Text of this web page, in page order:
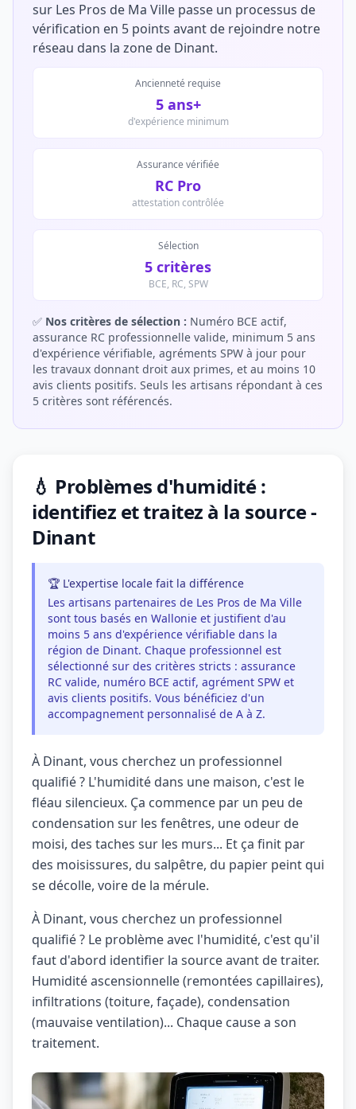
sur Les Pros de Ma Ville passe un processus de
vérification en 5 points avant de rejoindre notre
réseau dans la zone de Dinant.
Ancienneté requise
5 ans+
d'expérience minimum
Assurance vérifiée
RC Pro
attestation contrôlée
Sélection
5 critères
BCE, RC, SPW
✅ Nos critères de sélection : Numéro BCE actif,
assurance RC professionnelle valide, minimum 5 ans
d'expérience vérifiable, agréments SPW à jour pour
les travaux donnant droit aux primes, et au moins 10
avis clients positifs. Seuls les artisans répondant à ces
5 critères sont référencés.
💧 Problèmes d'humidité :
identifiez et traitez à la source -
Dinant
🏆 L'expertise locale fait la différence
Les artisans partenaires de Les Pros de Ma Ville
sont tous basés en Wallonie et justifient d'au
moins 5 ans d'expérience vérifiable dans la
région de Dinant. Chaque professionnel est
sélectionné sur des critères stricts : assurance
RC valide, numéro BCE actif, agrément SPW et
avis clients positifs. Vous bénéficiez d'un
accompagnement personnalisé de A à Z.
À Dinant, vous cherchez un professionnel
qualifié ? L'humidité dans une maison, c'est le
fléau silencieux. Ça commence par un peu de
condensation sur les fenêtres, une odeur de
moisi, des taches sur les murs... Et ça finit par
des moisissures, du salpêtre, du papier peint qui
se décolle, voire de la mérule.
À Dinant, vous cherchez un professionnel
qualifié ? Le problème avec l'humidité, c'est qu'il
faut d'abord identifier la source avant de traiter.
Humidité ascensionnelle (remontées capillaires),
infiltrations (toiture, façade), condensation
(mauvaise ventilation)... Chaque cause a son
traitement.